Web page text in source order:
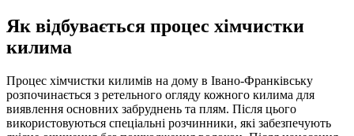
Як відбувається процес хімчистки
килима
Процес хімчистки килимів на дому в Івано-Франківську
розпочинається з ретельного огляду кожного килима для
виявлення основних забруднень та плям. Після цього
використовуються спеціальні розчинники, які забезпечують